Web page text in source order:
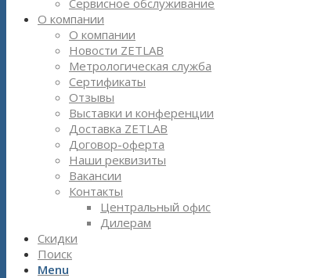
Сервисное обслуживание
О компании
О компании
Новости ZETLAB
Метрологическая служба
Сертификаты
Отзывы
Выставки и конференции
Доставка ZETLAB
Договор-оферта
Наши реквизиты
Вакансии
Контакты
Центральный офис
Дилерам
Скидки
Поиск
Menu